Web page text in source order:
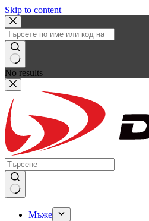
Skip to content
No results
Мъже